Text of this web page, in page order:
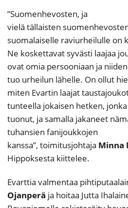
”Suomenhevosten, ja
vielä tällaisten
suomalaiselle raviurheilulle on
Ne koskettavat syvästi laajaa
ovat omia persooniaan ja
tuo urheilun lähelle. On ollut
miten Evartin laajat
tunteella jokaisen hetken,
tuonut, ja samalla jakaneet
tuhansien fanijoukkojen
kanssa”, toimitusjohtaja Minna
Hippoksesta kiittelee.
Evarttia valmentaa
Ojanperä ja hoitaa Jutta